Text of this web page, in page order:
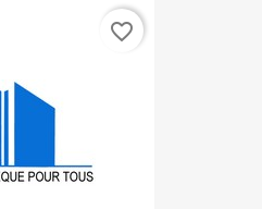
favorite_border